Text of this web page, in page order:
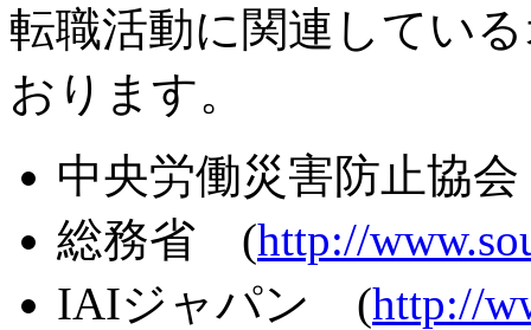
転職活動に関連してい
おります。
中央労働災害防止協
総務省 (http://
IAIジャパン (http://